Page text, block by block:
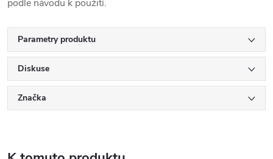
podle návodu k použití.
Parametry produktu
Diskuse
Značka